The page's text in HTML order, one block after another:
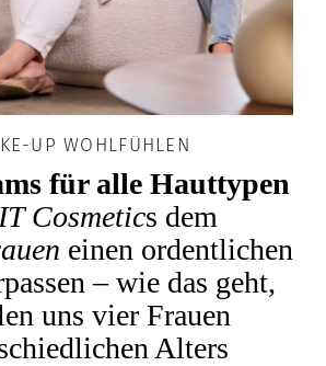
UP WOHLFÜHLEN
für alle Hauttypen
IT Cosmetics dem
einen ordentlichen
– wie das geht,
uns vier Frauen
Alters